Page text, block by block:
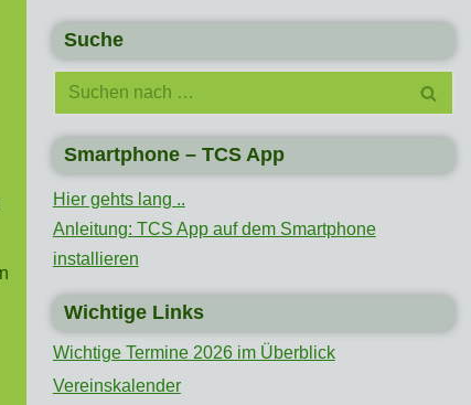
Suche
Smartphone – TCS App
Hier gehts lang ..
Anleitung: TCS App auf dem Smartphone
installieren
Wichtige Links
Wichtige Termine 2026 im Überblick
Vereinskalender